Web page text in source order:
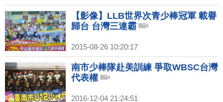
【影像】LLB世界次青少棒冠軍 載譽
歸台 台灣三連霸
2015-08-26 10:20:17
南市少棒隊赴美訓練 爭取WBSC台灣
代表權
2016-12-04 21:24:51